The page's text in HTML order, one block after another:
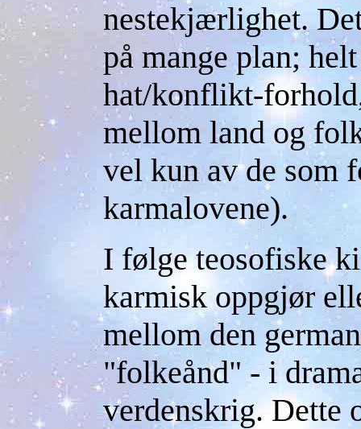
nestekjærlighet.
på mange plan;
hat/konflikt-
mellom land og
vel kun av de som
karmalovene).
I følge teosofiske
karmisk oppgjør
mellom den
"folkeånd" - i
verdenskrig. Dette